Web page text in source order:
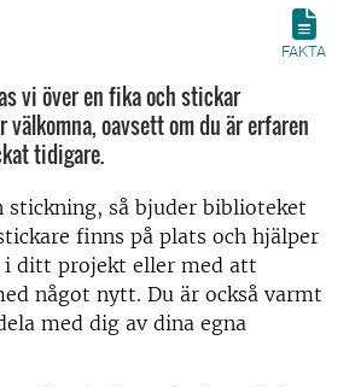
FAKTA
vi över en fika och stickar
välkomna, oavsett om du är erfaren
tidigare.
stickning, så bjuder biblioteket
finns på plats och hjälper
i ditt projekt eller med att
något nytt. Du är också varmt
med dig av dina egna